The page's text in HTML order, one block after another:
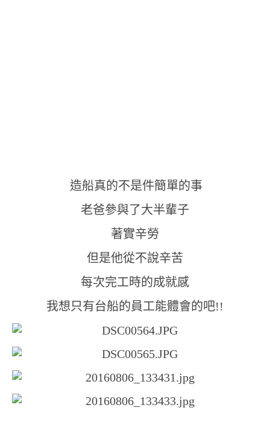
造船真的不是件簡單的事
老爸參與了大半輩子
著實辛勞
但是他從不說辛苦
每次完工時的成就感
我想只有台船的員工能體會的吧!!